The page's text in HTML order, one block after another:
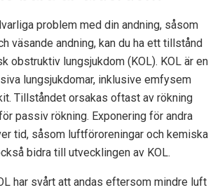
problem med din andning, såsom
väsande andning, kan du ha ett tillstånd
obstruktiv lungsjukdom (KOL). KOL är en
lungsjukdomar, inklusive emfysem
Tillståndet orsakas oftast av rökning
passiv rökning. Exponering för andra
tid, såsom luftföroreningar och kemiska
bidra till utvecklingen av KOL.
har svårt att andas eftersom mindre luft